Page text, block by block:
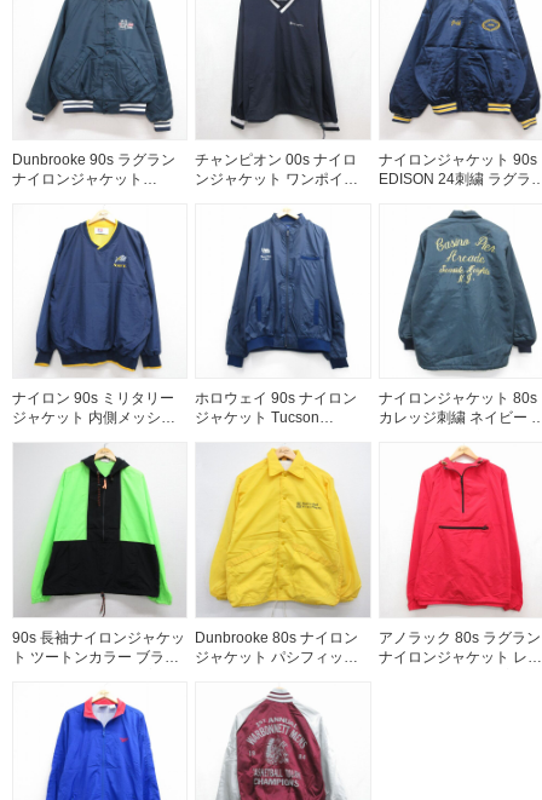
Dunbrooke 90s ラグラン
ナイロンジャケット
XL相当 | 古着
チャンピオン 00s ナイロ
ンジャケット ワンポイン
相当 | 古着
ナイロンジャケット 90s
EDISON 24刺繍 ラグラ
ナイロン 90s ミリタリー
ジャケット 内側メッシュ
ホロウェイ 90s ナイロン
ジャケット Tucson
ンズXL相当 | 古着
ナイロンジャケット 80s
カレッジ刺繍 ネイビー
90s 長袖ナイロンジャケッ
ト ツートンカラー ブラッ
Dunbrooke 80s ナイロン
ジャケット パシフィック
アノラック 80s ラグラン
ナイロンジャケット レッ